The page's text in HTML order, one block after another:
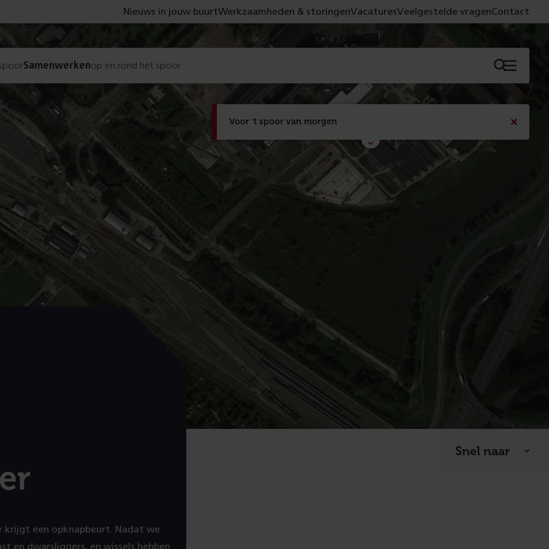
Voor 't spoor van morgen
Met de campagne 'Voor 't spoor naar morgen' laten
we zien wat er vandaag gebeurt en wat dat -
figuurlijk gezien - morgen oplevert.
Lees meer
Nieuws in jouw buurtWerkzaamheden & storingenVacaturesVeelgestelde vragenContact
Samenwerkenop en rond het spoor Menu
een opknapbeurt. Nadat we
en dwarsliggers, en wissels hebben
Snel naar